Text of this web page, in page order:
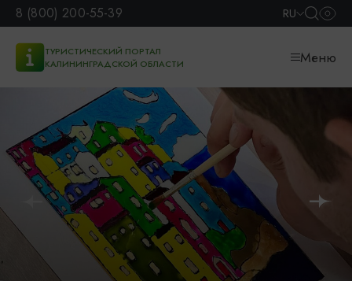
8 (800) 200-55-39 RU
ТУРИСТИЧЕСКИЙ ПОРТАЛ
КАЛИНИНГРАДСКОЙ ОБЛАСТИ
Меню